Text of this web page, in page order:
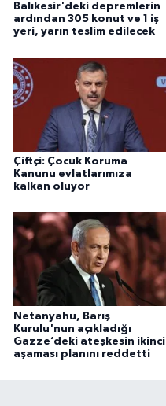
Balıkesir'deki depremlerin
ardından 305 konut ve 1 iş
yeri, yarın teslim edilecek
Çiftçi: Çocuk Koruma
Kanunu evlatlarımıza
kalkan oluyor
Netanyahu, Barış
Kurulu'nun açıkladığı
Gazze’deki ateşkesin ikinci
aşaması planını reddetti